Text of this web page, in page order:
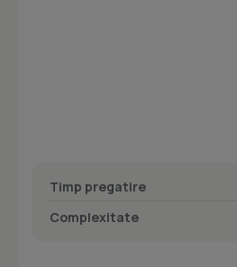
Timp pregatire
Complexitate